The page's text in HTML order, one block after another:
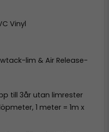
Vinyl
lim & Air Release-
till 3år utan limrester
1 meter = 1m x